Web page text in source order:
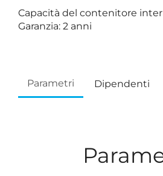
Capacità del contenitore
Garanzia: 2 anni
Parametri Dipendenti